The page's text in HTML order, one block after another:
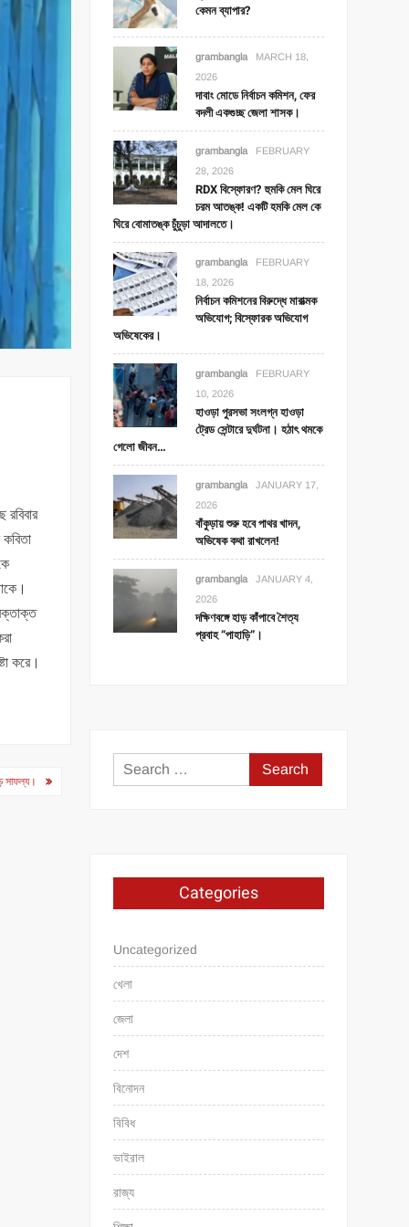
করে।
সাফল্য।
কেমন ব্যাপার?
grambangla
MARCH 18,
2026
দাবাং মোডে নির্বাচন কমিশন, ফের
বদলী একগুচ্ছ জেলা শাসক।
grambangla
FEBRUARY
28, 2026
RDX বিস্ফোরণ? হুমকি মেল ঘিরে
চরম আতঙ্ক! একটি হমকি মেল কে
ঘিরে বোমাতঙ্ক চুঁচুড়া আদালতে।
grambangla
FEBRUARY
18, 2026
নির্বাচন কমিশনের বিরুদ্ধে মারাত্মক
অভিযোগ; বিস্ফোরক অভিযোগ
অভিষেকের।
grambangla
FEBRUARY
10, 2026
হাওড়া পুরসভা সংলগ্ন হাওড়া
ট্রেড সেন্টারে দুর্ঘটনা। হঠাৎ থমকে
গেলো জীবন…
grambangla
JANUARY 17,
2026
বাঁকুড়ায় শুরু হবে পাথর খাদন,
অভিষেক কথা রাখলেন!
grambangla
JANUARY 4,
2026
দক্ষিণবঙ্গে হাড় কাঁপাবে শৈত্য
প্রবাহ “পাহাড়ি”।
Search
for:
Categories
Uncategorized
খেলা
জেলা
দেশ
বিনোদন
বিবিধ
ভাইরাল
রাজ্য